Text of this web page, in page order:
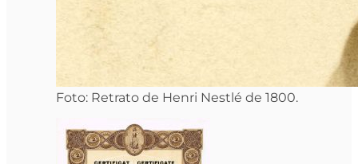
Foto: Retrato de Henri Nestlé de 1800.